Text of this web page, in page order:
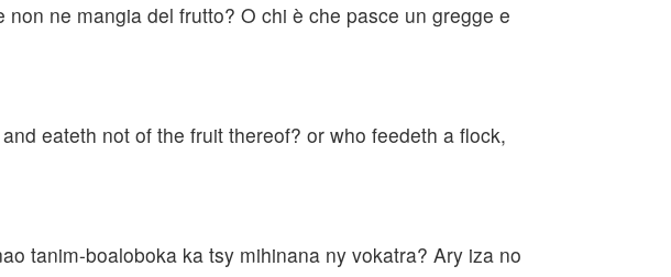
ne mangia del frutto? O chi è che pasce un gregge e
eateth not of the fruit thereof? or who feedeth a flock,
tanim-boaloboka ka tsy mihinana ny vokatra? Ary iza no